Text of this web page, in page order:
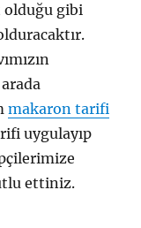
olduğu gibi
makaron tarifi
uygulayıp
ettiniz.